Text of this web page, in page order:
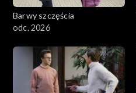
Barwy szczęścia
odc. 2026